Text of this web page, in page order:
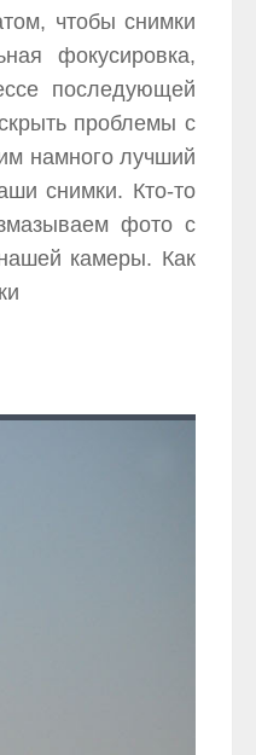
чтобы снимки
фокусировка,
последующей
проблемы с
намного лучший
снимки. Кто-то
фото с
камеры. Как